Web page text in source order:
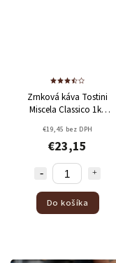
káva Tostini
Classico 1kg